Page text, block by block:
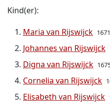
Kind(er):
Maria van Rijswijck
Johannes van Rijswijck
Digna van Rijswijck
Cornelia van Rijswijck
Elisabeth van Rijswijck